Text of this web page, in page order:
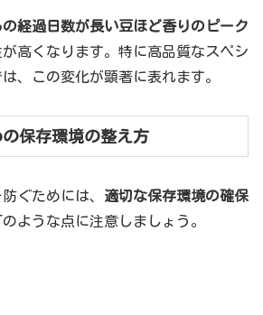
経過日数が長い豆ほど香りのピーク
が高くなります。特に高品質なスペシ
、この変化が顕著に表れます。
保存環境の整え方
ぐためには、 適切な保存環境の確保
ような点に注意しましょう。